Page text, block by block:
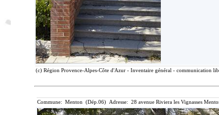
(c) Région Provence-Alpes-Côte d'Azur - Inventaire général - communication
Commune: Menton (Dép.06) Adresse: 28 avenue Riviera les Vignasses